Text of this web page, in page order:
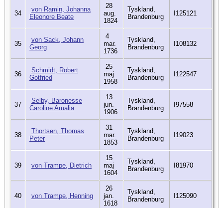
34
von Ramin, Johanna
Eleonore Beate
28
aug.
1824
Tyskland,
Brandenburg
I125121
35
von Sack, Johann
Georg
4
mar.
1736
Tyskland,
Brandenburg
I108132
36
Schmidt, Robert
Gotfried
25
maj
1958
Tyskland,
Brandenburg
I122547
37
Selby, Baronesse
Caroline Amalia
13
jun.
1906
Tyskland,
Brandenburg
I97558
38
Thortsen, Thomas
Peter
31
mar.
1853
Tyskland,
Brandenburg
I19023
39 von Trampe, Dietrich
15
maj
1604
Tyskland,
Brandenburg
I81970
40 von Trampe, Henning
26
jan.
1618
Tyskland,
Brandenburg
I125090